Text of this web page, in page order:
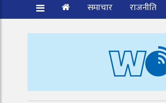
समाचार राजनीति